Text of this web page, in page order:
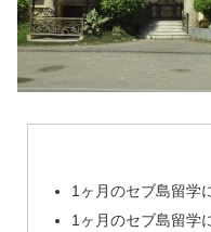
1ヶ月のセブ島留学
1ヶ月のセブ島留学